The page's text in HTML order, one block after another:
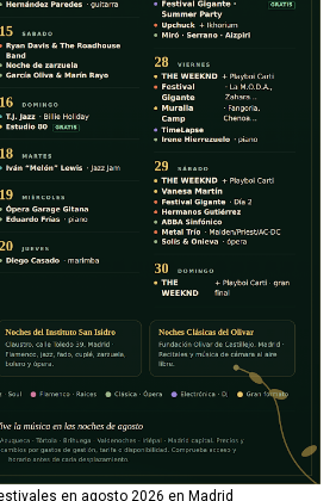
en agosto 2026 en Madrid